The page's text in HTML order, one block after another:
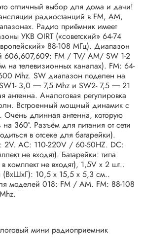
отличный выбор для дома и дачи!
радиостанций в FM, AM,
Радио приёмник имеет
УКВ OIRT («советский» 64-74
88-108 МГц). Диапазон
606,607,609: FM / TV/ AM/ SW 1-2
на телевизионных каналах). FM: 64-
Mhz. SW диапазон поделен на
3,0 ― 7,5 Mhz и SW2- 7,5 ― 21
антенна. Аналоговая регулировка
Встроенный мощный динамик с
длинная антенна, которую
360°. Разъём для питания от сети
в отсеке для батарейки).
2V. AC: 110-220V / 60-50HZ. DC:
не входят). Батарейки: типа
комплект не входят), 1,5V х 2 шт..
(ВхШхГ): 10,5 х 15,5 х 5,3 см..
моделей 018: FM / AM. FM: 88-108
мини радиоприемник